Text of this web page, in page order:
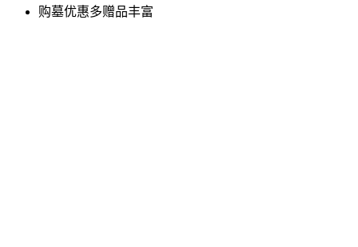
购墓优惠多赠品丰富